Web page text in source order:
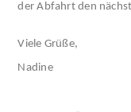
der Abfahrt den
Viele Grüße,
Nadine